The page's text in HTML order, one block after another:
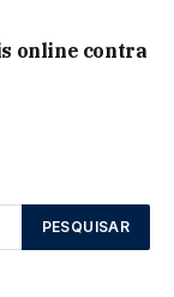
online contra